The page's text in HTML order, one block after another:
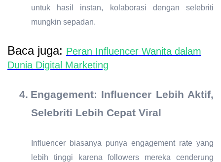
untuk hasil instan, kolaborasi dengan selebriti
mungkin sepadan.
Baca juga: Peran Influencer Wanita dalam
Dunia Digital Marketing
4. Engagement: Influencer Lebih Aktif,
Selebriti Lebih Cepat Viral
Influencer biasanya punya engagement rate yang
lebih tinggi karena followers mereka cenderung